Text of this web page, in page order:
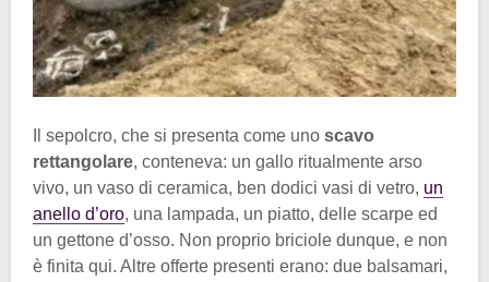
Il sepolcro, che si presenta come uno scavo
rettangolare, conteneva: un gallo ritualmente arso
vivo, un vaso di ceramica, ben dodici vasi di vetro, un
anello d’oro, una lampada, un piatto, delle scarpe ed
un gettone d’osso. Non proprio briciole dunque, e non
è finita qui. Altre offerte presenti erano: due balsamari,